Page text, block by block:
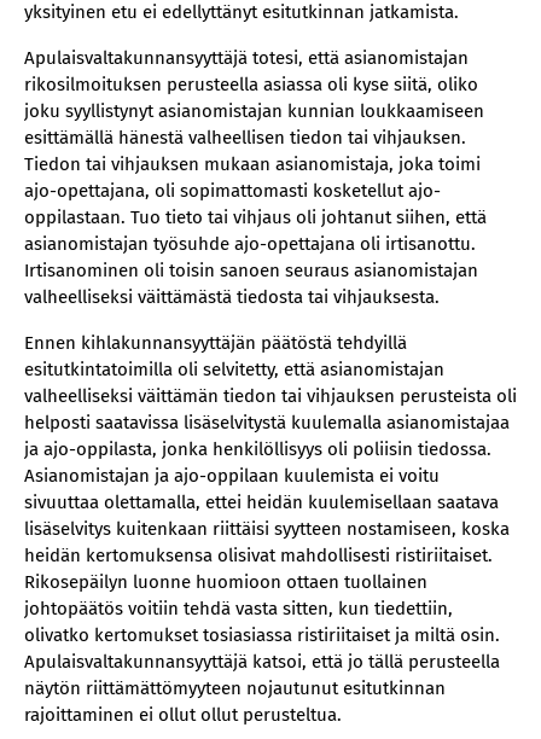
yksityinen etu ei edellyttänyt esitutkinnan jatkamista.
Apulaisvaltakunnansyyttäjä totesi, että asianomistajan
rikosilmoituksen perusteella asiassa oli kyse siitä, oliko
joku syyllistynyt asianomistajan kunnian loukkaamiseen
esittämällä hänestä valheellisen tiedon tai vihjauksen.
Tiedon tai vihjauksen mukaan asianomistaja, joka toimi
ajo-opettajana, oli sopimattomasti kosketellut ajo-
oppilastaan. Tuo tieto tai vihjaus oli johtanut siihen, että
asianomistajan työsuhde ajo-opettajana oli irtisanottu.
Irtisanominen oli toisin sanoen seuraus asianomistajan
valheelliseksi väittämästä tiedosta tai vihjauksesta.
Ennen kihlakunnansyyttäjän päätöstä tehdyillä
esitutkintatoimilla oli selvitetty, että asianomistajan
valheelliseksi väittämän tiedon tai vihjauksen perusteista oli
helposti saatavissa lisäselvitystä kuulemalla asianomistajaa
ja ajo-oppilasta, jonka henkilöllisyys oli poliisin tiedossa.
Asianomistajan ja ajo-oppilaan kuulemista ei voitu
sivuuttaa olettamalla, ettei heidän kuulemisellaan saatava
lisäselvitys kuitenkaan riittäisi syytteen nostamiseen, koska
heidän kertomuksensa olisivat mahdollisesti ristiriitaiset.
Rikosepäilyn luonne huomioon ottaen tuollainen
johtopäätös voitiin tehdä vasta sitten, kun tiedettiin,
olivatko kertomukset tosiasiassa ristiriitaiset ja miltä osin.
Apulaisvaltakunnansyyttäjä katsoi, että jo tällä perusteella
näytön riittämättömyyteen nojautunut esitutkinnan
rajoittaminen ei ollut ollut perusteltua.